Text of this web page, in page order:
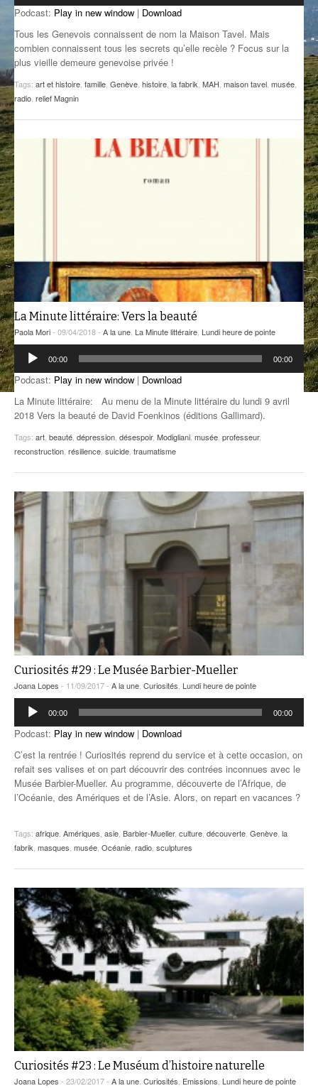
GROOVE N SUN
IL ÉTAIT UNE FOIS
LA FABRIK POÉTIK
THEME FORCE
ANCIENNES ÉMISSIONS
PLUS DE MIX
Podcast: Play in new window | Download
Tous les Genevois connaissent de nom la Maison Tavel. Mais
combien connaissent tous les secrets qu’elle recèle ? Focus sur la
plus vieille demeure genevoise privée !
Tags: art et histoire famille Genève histoire la fabrik MAH maison tavel musée
radio relief Magnin
La Minute littéraire: Vers la beauté
Paola Mori- 09/04/2018 - A la une La Minute littéraire Lundi heure de pointe
Lecteur
audio
00:00 00:00
Podcast: Play in new window | Download
La Minute littéraire: Au menu de la Minute littéraire du lundi 9 avril
2018 Vers la beauté de David Foenkinos (éditions Gallimard).
Tags: art beauté dépression désespoir, Modigliani musée professeur,
reconstruction résilience suicide traumatisme
Curiosités #29 : Le Musée Barbier-Mueller
Joana Lopes - 11/09/2017 - A la une Curiosités Lundi heure de pointe
Lecteur
audio
00:00 00:00
Podcast: Play in new window | Download
C’est la rentrée ! Curiosités reprend du service et à cette occasion, on
refait ses valises et on part découvrir des contrées inconnues avec le
Musée Barbier-Mueller. Au programme, découverte de l’Afrique, de
l’Océanie, des Amériques et de l’Asie. Alors, on repart en vacances ?
Tags: afrique Amériques asie Barbier-Mueller, culture découverte Genève la
fabrik masques musée Océanie radio sculptures
Curiosités #23 : Le Muséum d’histoire naturelle
Joana Lopes - 23/02/2017 - A la une, Curiosités, Emissions, Lundi heure de pointe